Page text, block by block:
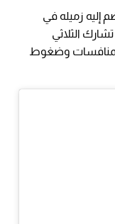
إليه زميله في
الثلاثي
وضغوط